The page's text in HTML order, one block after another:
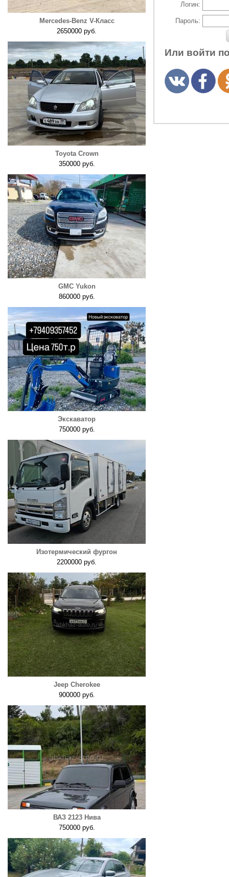
Mercedes-Benz V-Класс
2650000 руб.
Toyota Crown
350000 руб.
GMC Yukon
860000 руб.
Экскаватор
750000 руб.
Изотермический фургон
2200000 руб.
Jeep Cherokee
900000 руб.
ВАЗ 2123 Нива
750000 руб.
Логин:
Пароль:
Или войти